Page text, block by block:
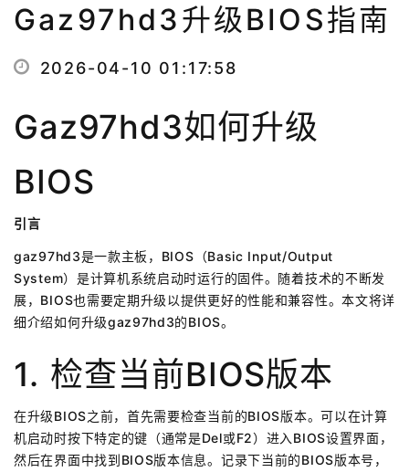
Gaz97hd3升级BIOS指南
2026-04-10 01:17:58
Gaz97hd3如何升级
BIOS
引言
gaz97hd3是一款主板，BIOS（Basic Input/Output
System）是计算机系统启动时运行的固件。随着技术的不断发
展，BIOS也需要定期升级以提供更好的性能和兼容性。本文将详
细介绍如何升级gaz97hd3的BIOS。
1. 检查当前BIOS版本
在升级BIOS之前，首先需要检查当前的BIOS版本。可以在计算
机启动时按下特定的键（通常是Del或F2）进入BIOS设置界面，
然后在界面中找到BIOS版本信息。记录下当前的BIOS版本号，